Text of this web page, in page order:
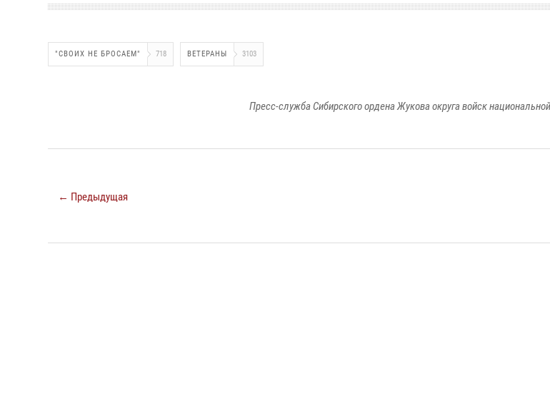
"СВОИХ НЕ БРОСАЕМ" 718 ВЕТЕРАНЫ 3103
Пресс-служба Сибирского ордена Жукова округа войск
← Предыдущая